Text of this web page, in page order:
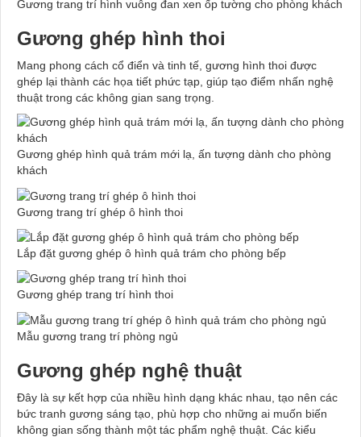
Gương trang trí hình vuông đan xen ốp tường cho phòng khách
Gương ghép hình thoi
Mang phong cách cổ điển và tinh tế, gương hình thoi được
ghép lại thành các họa tiết phức tạp, giúp tạo điểm nhấn nghệ
thuật trong các không gian sang trọng.
Gương ghép hình quả trám mới lạ, ấn tượng dành cho phòng
khách
Gương trang trí ghép ô hình thoi
Lắp đặt gương ghép ô hình quả trám cho phòng bếp
Gương ghép trang trí hình thoi
Mẫu gương trang trí phòng ngủ
Gương ghép nghệ thuật
Đây là sự kết hợp của nhiều hình dạng khác nhau, tạo nên các
bức tranh gương sáng tạo, phù hợp cho những ai muốn biến
không gian sống thành một tác phẩm nghệ thuật. Các kiểu